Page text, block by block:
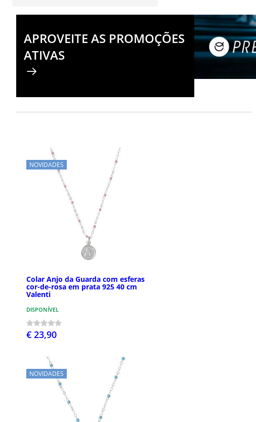
APROVEITE AS PROMOÇÕES
ATIVAS
NOVIDADES
Colar Anjo da Guarda com esferas
cor-de-rosa em prata 925 40 cm
Valenti
DISPONÍVEL
€ 23,90
NOVIDADES